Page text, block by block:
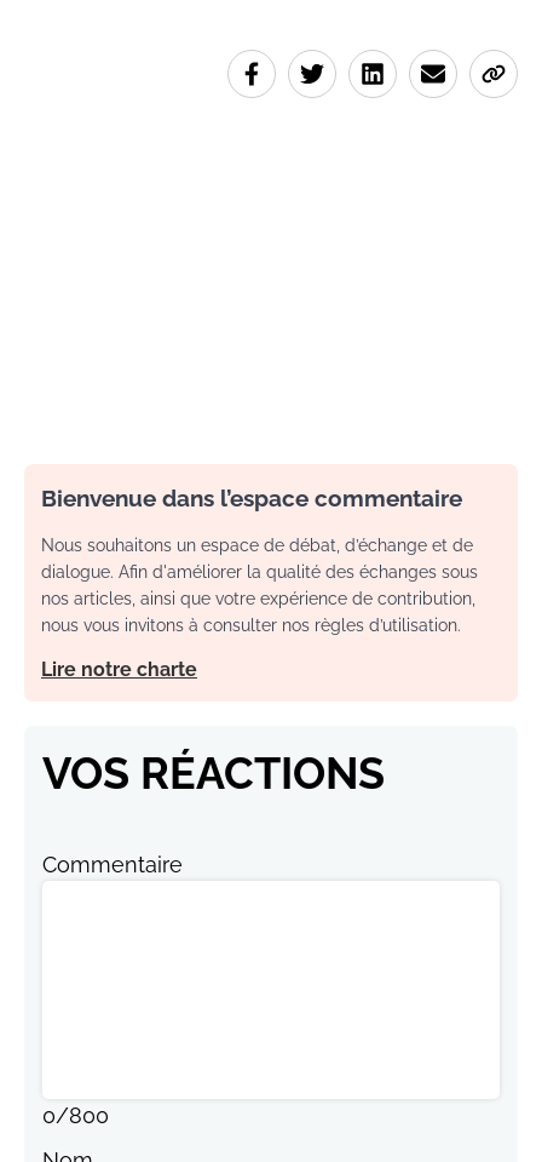
Bienvenue dans l’espace commentaire
Nous souhaitons un espace de débat, d’échange et de
dialogue. Afin d'améliorer la qualité des échanges sous
nos articles, ainsi que votre expérience de contribution,
nous vous invitons à consulter nos règles d’utilisation.
Lire notre charte
VOS RÉACTIONS
Commentaire
0/800